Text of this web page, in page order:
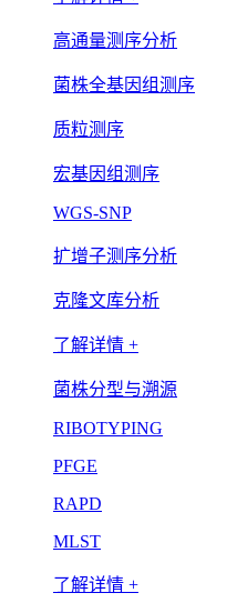
高通量测序分析
菌株全基因组测序
质粒测序
宏基因组测序
WGS-SNP
扩增子测序分析
克隆文库分析
了解详情 +
菌株分型与溯源
RIBOTYPING
PFGE
RAPD
MLST
了解详情 +